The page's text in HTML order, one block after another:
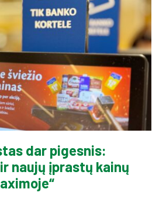
dar pigesnis:
naujų įprastų kainų